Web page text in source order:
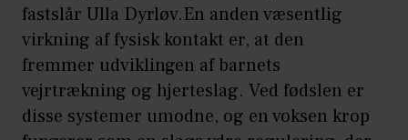
fastslår Ulla Dyrløv.En anden væsentlig
virkning af fysisk kontakt er, at den
fremmer udviklingen af barnets
vejrtrækning og hjerteslag. Ved fødslen er
disse systemer umodne, og en voksen krop